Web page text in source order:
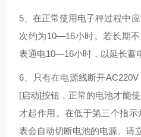
5、在正常使用电子秤过程中
次约为10—16小时。若长期
表通电10—16小时，以延长蓄
6、只有在电源线断开
[启动]按钮，正常的电池才能
才起作用。在低于第三个指
表会自动切断电池的电源。请